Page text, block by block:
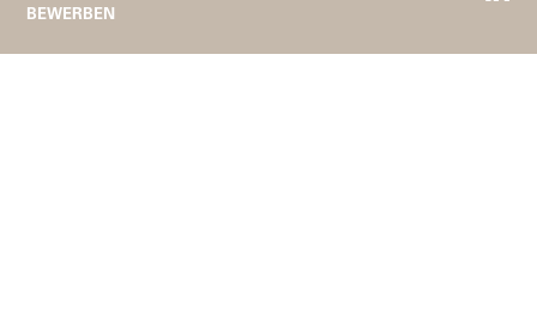
BEWERBEN